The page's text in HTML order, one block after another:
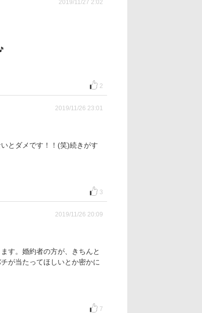
2019/11/27 2:02
2
2019/11/26 23:01
とダメです！！(笑)続きがす
3
2019/11/26 20:09
す。婚約者の方が、きちんと
が当たってほしいとか密かに
7